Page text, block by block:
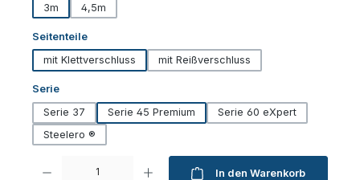
3m
4,5m
Seitenteileauswählen
mit Klettverschluss
mit Reißverschluss
Serieauswählen
Serie 37
Serie 45 Premium
Serie 60 eXpert
Steelero ®
In den Warenkorb